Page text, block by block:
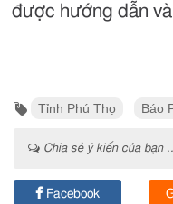
được hướng dẫn
Tỉnh Phú Thọ Báo
Chia sẻ ý kiến của bạn
Facebook